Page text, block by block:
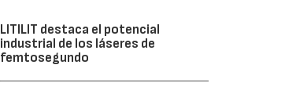
LITILIT destaca el potencial
industrial de los láseres de
femtosegundo